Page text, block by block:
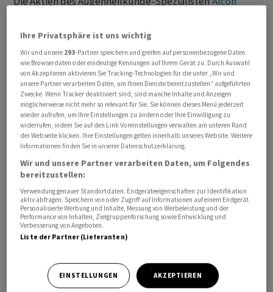
Gesamtmarkt gemessen amSwiss Market Index
0,6 Prozent höher steht. Der Titel hat seit Jahresbeginn
17 Prozent gewonnen und ist damit der fünftbeste Titel
im Schweizer Leitindex.
Ihre Privatsphäre ist uns wichtig
Wir und unsere 293-Partner speichern und greifen auf personenbezogene Daten
wie Browserdaten oder eindeutige Kennungen auf Ihrem Gerät zu. Durch Auswahl
von Akzeptieren aktivieren Sie Tracking-Technologien für die unter „Wir und
unsere Partner verarbeiten Daten, um Ihnen Dienste bereitzustellen“ aufgeführten
Zwecke. Wenn Tracker deaktiviert sind, sind manche Inhalte und Anzeigen
möglicherweise nicht mehr so relevant für Sie. Sie können dieses Menü jederzeit
wieder aufrufen, um Ihre Einstellungen zu ändern oder Ihre Einwilligung zu
widerrufen, indem Sie auf den Link Voreinstellungen verwalten am unteren Rand
der Webseite klicken. Ihre Einstellungen gelten innerhalb unseres Website. Weitere
Informationen finden Sie in unserer Datenschutzerklärung.
Wir und unsere Partner verarbeiten Daten, um Folgendes
bereitzustellen:
Verwendung genauer Standortdaten. Endgeräteeigenschaften zur Identifikation
aktiv abfragen. Speichern von oder Zugriff auf Informationen auf einem Endgerät.
Personalisierte Werbung und Inhalte, Messung von Werbeleistung und der
Performance von Inhalten, Zielgruppenforschung sowie Entwicklung und
Verbesserung von Angeboten.
Liste der Partner (Lieferanten)
EINSTELLUNGEN AKZEPTIEREN